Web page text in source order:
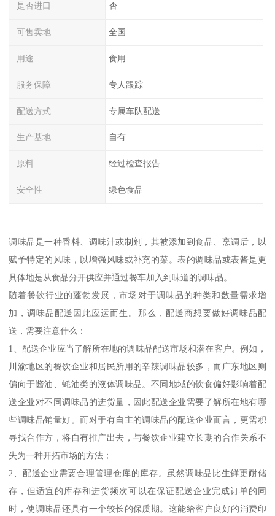
是否进口 否
可售卖地 全国
用途 食用
服务保障 专人跟踪
配送方式 专属车队配送
生产基地 自有
原料 经过检查报告
安全性 绿色食品
调味品是一种香料、调味汁或制剂，其被添加到食品、烹调后，以
赋予特定的风味，以增强风味或补充的菜。表的调味品或表酱是更
具体地是从食品分开供应并通过餐车加入到味道的调味品。
随着餐饮行业的蓬勃发展，市场对于调味品的种类和数量需求增
加，调味品配送因此应运而生。那么，配送商想要做好调味品配
送，需要注意什么：
1、配送企业应当了解所在地的调味品配送市场和潜在客户。例如，
川渝地区的餐饮企业和居民所用的辛辣调味品较多，而广东地区则
偏向于酱油、蚝油类的液体调味品。不同地域的饮食偏好影响着配
送企业对不同调味品的进货量，因此配送企业需要了解所在地有哪
些调味品销量好。而对于有自主的调味品的配送企业而言，更需积
寻找合作方，将自有推广出去，与餐饮企业建立长期的合作关系不
失为一种开拓市场的方法；
2、配送企业需要合理管理仓库的库存。虽然调味品比生鲜更耐储
存，但适宜的库存和进货频次可以在保证配送企业完成订单的同
时，使调味品还具有一个较长的保质期。这能给客户良好的消费印